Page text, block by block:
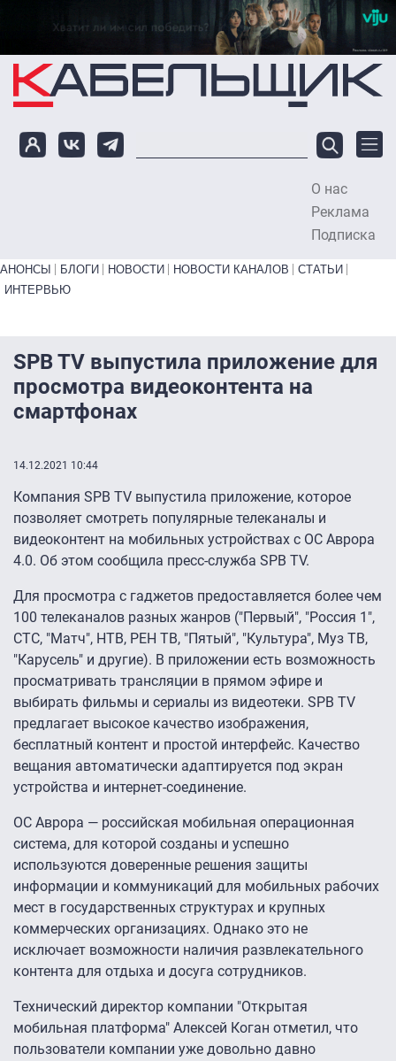
Перейти к основному содержанию
О нас
Реклама
Подписка
Primary links bottom
АНОНСЫ БЛОГИ НОВОСТИ НОВОСТИ КАНАЛОВ
СТАТЬИ
ИНТЕРВЬЮ
SPB TV выпустила приложение для
просмотра видеоконтента на
смартфонах
14.12.2021 10:44
Компания SPB TV выпустила приложение, которое
позволяет смотреть популярные телеканалы и
видеоконтент на мобильных устройствах c ОС Аврора
4.0. Об этом сообщила пресс-служба SPB TV.
Для просмотра с гаджетов предоставляется более чем
100 телеканалов разных жанров ("‎Первый"‎, "‎Россия 1"‎,
СТС, "Матч", НТВ, РЕН ТВ, "Пятый", "Культура", Муз ТВ,
"Карусель" и другие). В приложении есть возможность
просматривать трансляции в прямом эфире и
выбирать фильмы и сериалы из видеотеки. SPB TV
предлагает высокое качество изображения,
бесплатный контент и простой интерфейс. Качество
вещания автоматически адаптируется под экран
устройства и интернет-соединение.
ОС Аврора — российская мобильная операционная
система, для которой созданы и успешно
используются доверенные решения защиты
информации и коммуникаций для мобильных рабочих
мест в государственных структурах и крупных
коммерческих организациях. Однако это не
исключает возможности наличия развлекательного
контента для отдыха и досуга сотрудников.
Технический директор компании "Открытая
мобильная платформа" Алексей Коган отметил, что
пользователи компании уже довольно давно